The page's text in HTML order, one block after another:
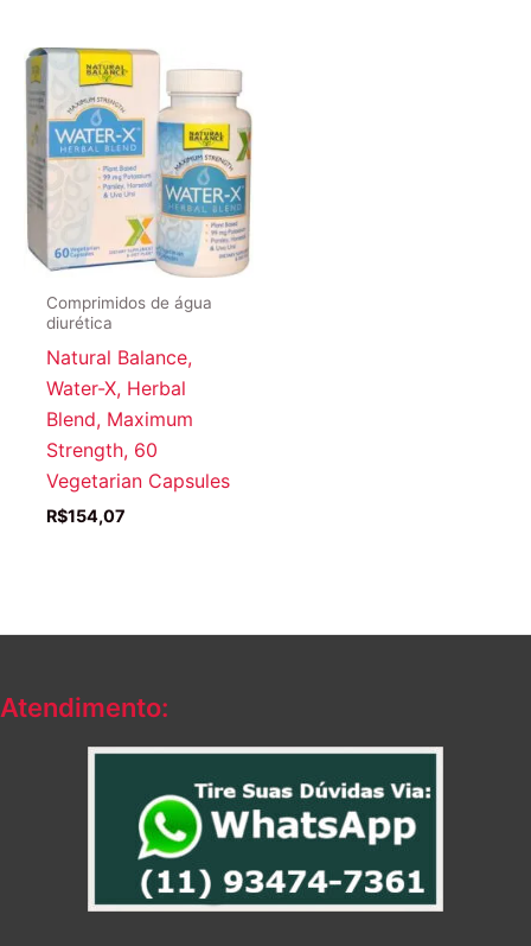
Comprimidos de água
diurética
Natural Balance,
Water-X, Herbal
Blend, Maximum
Strength, 60
Vegetarian Capsules
R$154,07
Atendimento: